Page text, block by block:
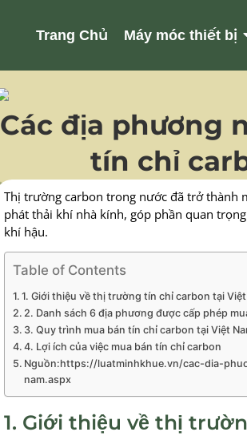
Trang Chủ Máy móc thiết bị
Các địa phương
tín chỉ
Thị trường carbon trong nước đã trở thành
phát thải khí nhà kính, góp phần quan
khí hậu.
Table of Contents
1. Giới thiệu về thị trường tín chỉ carbon tại Việt
2. Danh sách 6 địa phương được cấp phép
3. Quy trình mua bán tín chỉ carbon tại Việt
4. Lợi ích của việc mua bán tín chỉ carbon
Nguồn:https://luatminhkhue.vn/cac-dia-
nam.aspx
1. Giới thiệu về thị